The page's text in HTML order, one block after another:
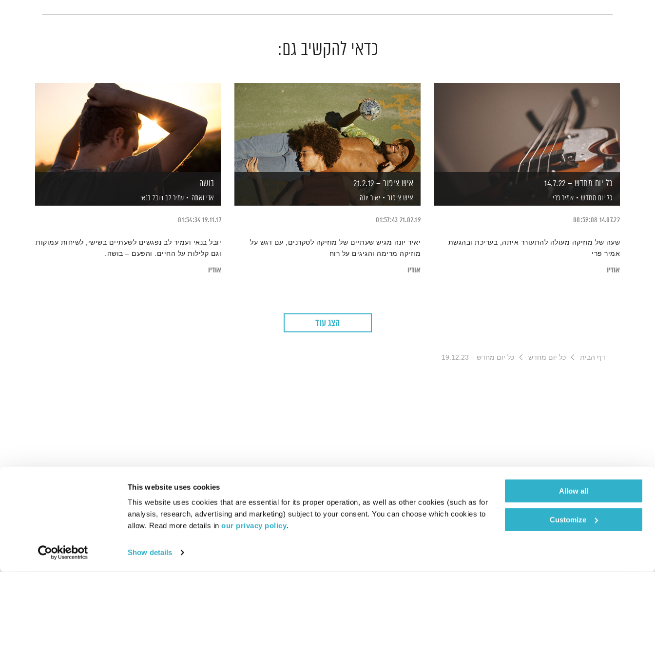
This website uses cookies
This website uses cookies that are essential for its proper operation, as well as other cookies (such as for
analysis, research, advertising and marketing) subject to your consent. You can choose which cookies to
allow. Read more details in our privacy policy.
Show details
Allow all
Customize
כדאי להקשיב גם:
כל יום מחדש – 14.7.22
כל יום מחדש אמיר פרי
14.07.22
00:59:08
שעה של מוזיקה מעולה להתעורר איתה, בעריכת ובהגשת
אמיר פרי
אודיו
איש ציפור – 21.2.19
איש ציפור יאיר יונה
21.02.19
01:57:43
יאיר יונה מגיש שעתיים של מוזיקה לסקרנים, עם דגש על
מוזיקה מרימה והגיגים על רוח
אודיו
בושה
אני ואתה עמיר לב ויובל בנאי
19.11.17
01:54:34
יובל בנאי ועמיר לב נפגשים לשעתיים בשישי, לשיחות עמוקות
וגם קלילות על החיים. והפעם – בושה.
אודיו
הצג עוד
דף הבית כל יום מחדש כל יום מחדש – 19.12.23